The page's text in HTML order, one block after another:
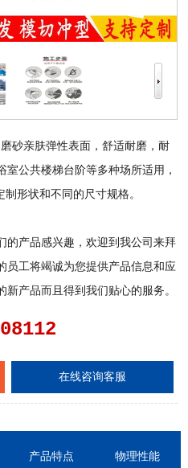
砂亲肤弹性表面，舒适耐磨，耐
公共楼梯台阶等多种场所适用，
形状和不同的尺寸规格。
的产品感兴趣，欢迎到我公司来拜
员工将竭诚为您提供产品信息和应
产品而且得到我们贴心的服务。
在线咨询客服
产品特点 物理性能